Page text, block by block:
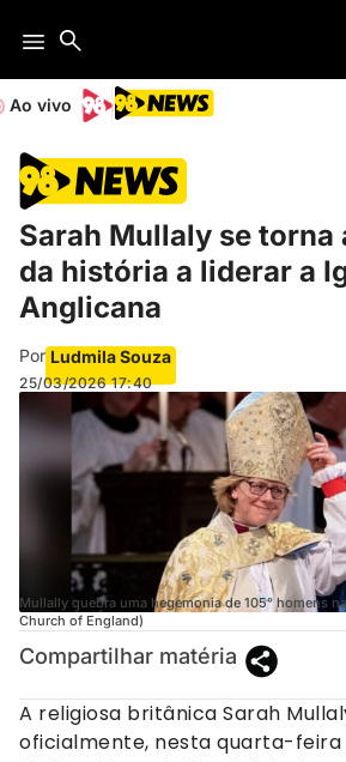
Ao vivo
Sarah Mullaly se torna
da história a liderar a
Anglicana
Por Ludmila Souza
25/03/2026 17:40
Mullally quebra uma hegemonia de 105° homens
Church of England)
Compartilhar matéria
A religiosa britânica Sarah
oficialmente, nesta quarta-